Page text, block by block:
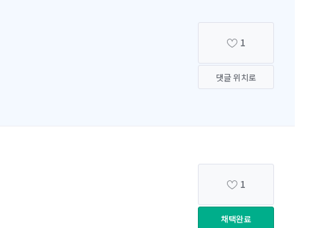
1
댓글 위치로
1
채택완료